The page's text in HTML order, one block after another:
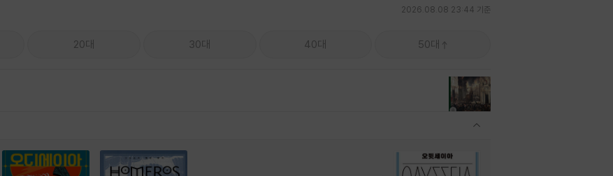
2026.08.08 23:44 기준
20대 30대 40대 50대